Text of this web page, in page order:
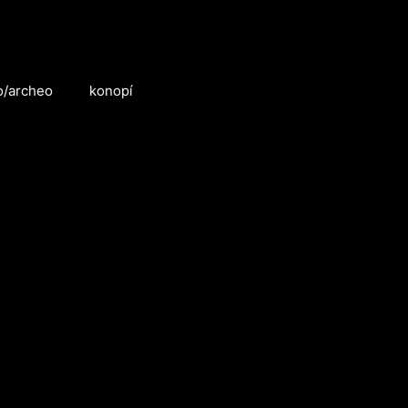
archeo konopí